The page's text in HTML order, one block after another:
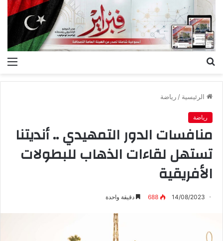
الرئيسية / رياضة
رياضة
منافسات الدور التمهيدي .. أنديتنا
تستهل لقاءات الذهاب للبطولات
الأفريقية
14/08/2023
688 دقيقة واحدة